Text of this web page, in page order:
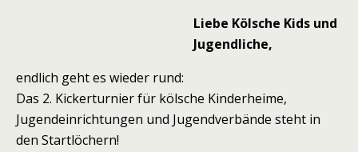
Liebe Kölsche Kids und
Jugendliche,
endlich geht es wieder rund:
Das 2. Kickerturnier für kölsche Kinderheime,
Jugendeinrichtungen und Jugendverbände steht in
den Startlöchern!